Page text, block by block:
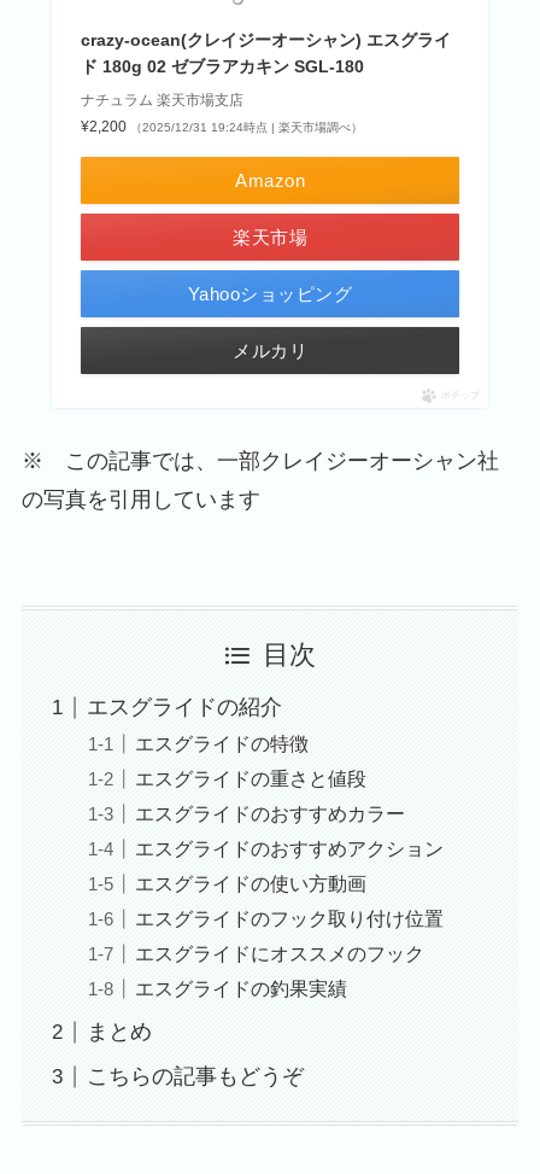
crazy-ocean(クレイジーオーシャン) エスグライ
ド 180g 02 ゼブラアカキン SGL-180
ナチュラム 楽天市場支店
¥2,200
（2025/12/31 19:24時点 | 楽天市場調べ）
Amazon
楽天市場
Yahooショッピング
メルカリ
ポチップ
※ この記事では、一部クレイジーオーシャン社
の写真を引用しています
目次
エスグライドの紹介
エスグライドの特徴
エスグライドの重さと値段
エスグライドのおすすめカラー
エスグライドのおすすめアクション
エスグライドの使い方動画
エスグライドのフック取り付け位置
エスグライドにオススメのフック
エスグライドの釣果実績
まとめ
こちらの記事もどうぞ